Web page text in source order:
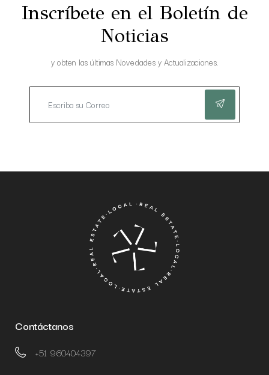
Inscríbete en el Boletín de
Noticias
y obten las últimas Novedades y Actualizaciones.
Contáctanos
+51 960404397